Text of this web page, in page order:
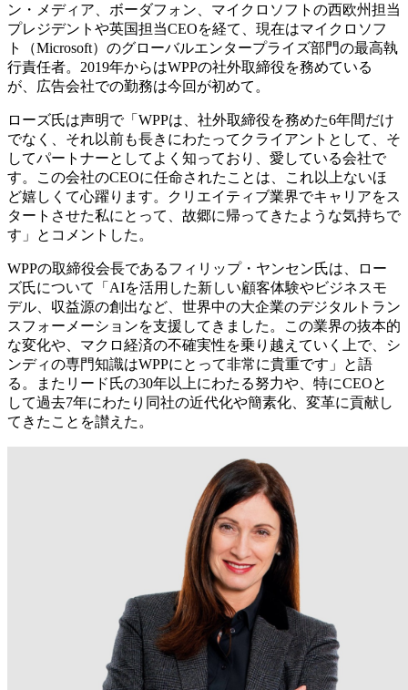
ン・メディア、ボーダフォン、マイクロソフトの西欧州担当
プレジデントや英国担当CEOを経て、現在はマイクロソフ
ト（Microsoft）のグローバルエンタープライズ部門の最高執
行責任者。2019年からはWPPの社外取締役を務めている
が、広告会社での勤務は今回が初めて。
ローズ氏は声明で「WPPは、社外取締役を務めた6年間だけ
でなく、それ以前も長きにわたってクライアントとして、そ
してパートナーとしてよく知っており、愛している会社で
す。この会社のCEOに任命されたことは、これ以上ないほ
ど嬉しくて心躍ります。クリエイティブ業界でキャリアをス
タートさせた私にとって、故郷に帰ってきたような気持ちで
す」とコメントした。
WPPの取締役会長であるフィリップ・ヤンセン氏は、ロー
ズ氏について「AIを活用した新しい顧客体験やビジネスモ
デル、収益源の創出など、世界中の大企業のデジタルトラン
スフォーメーションを支援してきました。この業界の抜本的
な変化や、マクロ経済の不確実性を乗り越えていく上で、シ
ンディの専門知識はWPPにとって非常に貴重です」と語
る。またリード氏の30年以上にわたる努力や、特にCEOと
して過去7年にわたり同社の近代化や簡素化、変革に貢献し
てきたことを讃えた。